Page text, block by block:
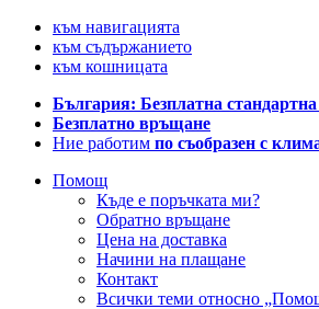
към навигацията
към съдържанието
към кошницата
България: Безплатна стандартна
Безплатно връщане
Ние работим по съобразен с
Помощ
Къде е поръчката ми?
Обратно връщане
Цена на доставка
Начини на плащане
Контакт
Всички теми относно